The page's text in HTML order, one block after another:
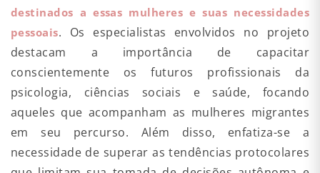
destinados a essas mulheres e suas necessidades
pessoais. Os especialistas envolvidos no projeto
destacam a importância de capacitar
conscientemente os futuros profissionais da
psicologia, ciências sociais e saúde, focando
aqueles que acompanham as mulheres migrantes
em seu percurso. Além disso, enfatiza-se a
necessidade de superar as tendências protocolares